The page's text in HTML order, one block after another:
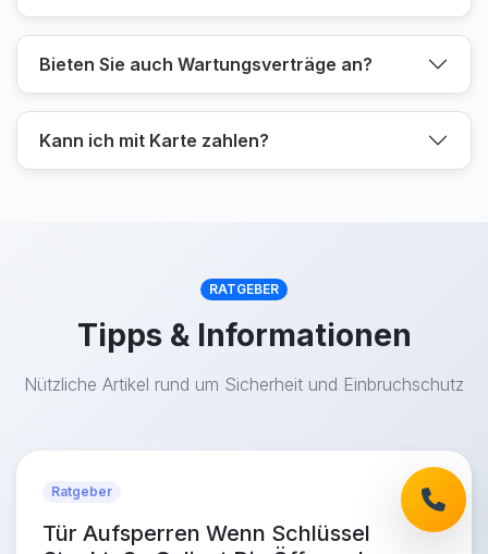
Bieten Sie auch Wartungsverträge an?
Kann ich mit Karte zahlen?
RATGEBER
Tipps & Informationen
Nützliche Artikel rund um Sicherheit und Einbruchschutz
Ratgeber
Tür Aufsperren Wenn Schlüssel